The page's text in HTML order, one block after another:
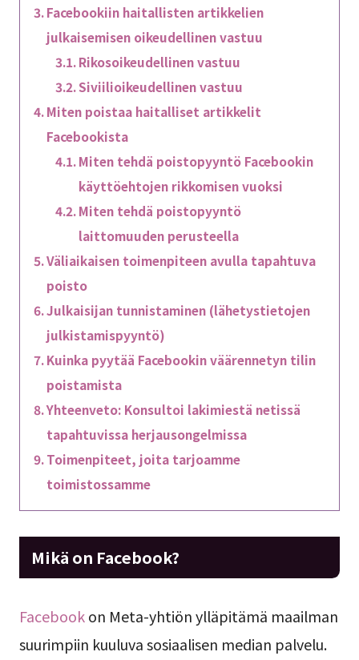
Facebookiin haitallisten artikkelien
julkaisemisen oikeudellinen vastuu
Rikosoikeudellinen vastuu
Siviilioikeudellinen vastuu
Miten poistaa haitalliset artikkelit
Facebookista
Miten tehdä poistopyyntö Facebookin
käyttöehtojen rikkomisen vuoksi
Miten tehdä poistopyyntö
laittomuuden perusteella
Väliaikaisen toimenpiteen avulla tapahtuva
poisto
Julkaisijan tunnistaminen (lähetystietojen
julkistamispyyntö)
Kuinka pyytää Facebookin väärennetyn tilin
poistamista
Yhteenveto: Konsultoi lakimiestä netissä
tapahtuvissa herjausongelmissa
Toimenpiteet, joita tarjoamme
toimistossamme
Mikä on Facebook?
Facebookon Meta-yhtiön ylläpitämä maailman
suurimpiin kuuluva sosiaalisen median palvelu.